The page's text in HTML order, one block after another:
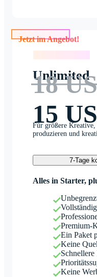
Jetzt im Angebot!
Unlimited
18
15
Für größere
produzieren und
7-Tage
Alles in Starter,
Premium-
Ein Paket
Keine
Keine